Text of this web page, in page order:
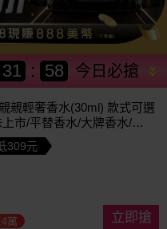
今日必搶
31 : 55
親輕奢香水(30ml) 款式可選
市/平替香水/大牌香水/大
309元
萬 立即搶